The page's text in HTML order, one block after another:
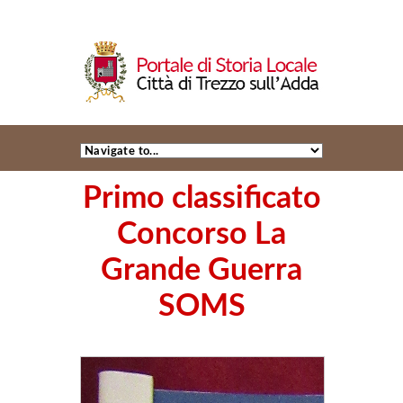
Primo classificato
Concorso La
Grande Guerra
SOMS
+